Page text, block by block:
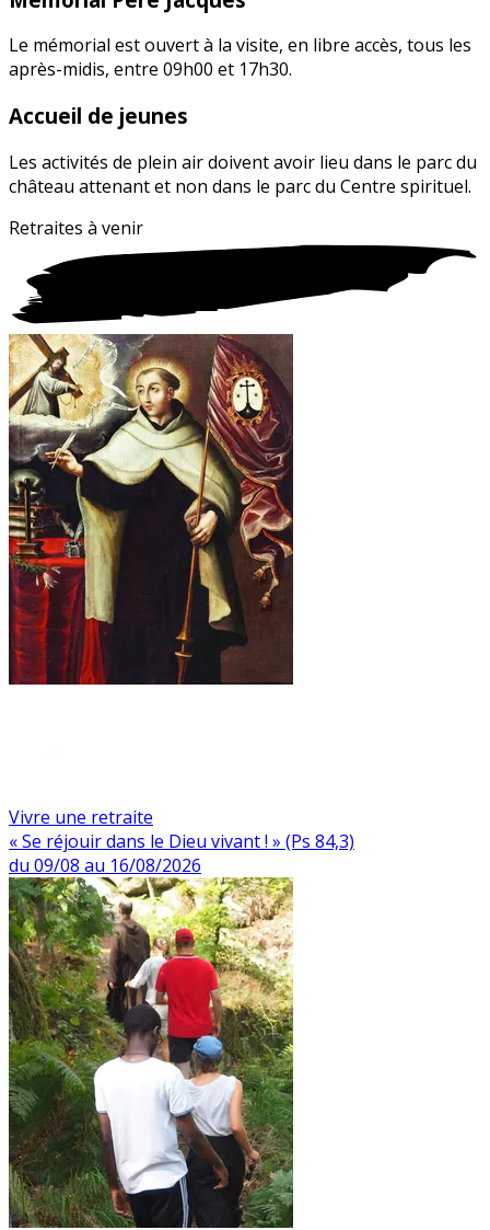
Le mémorial est ouvert à la visite, en libre accès, tous les
après-midis, entre 09h00 et 17h30.
Accueil de jeunes
Les activités de plein air doivent avoir lieu dans le parc du
château attenant et non dans le parc du Centre spirituel.
Retraites à venir
Vivre une retraite
« Se réjouir dans le Dieu vivant ! » (Ps 84,3)
du 09/08 au 16/08/2026